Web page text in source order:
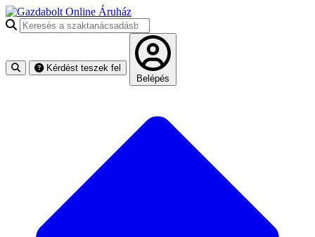
Keresés a szaktanácsadásban
Kérdést teszek fel
Belépés